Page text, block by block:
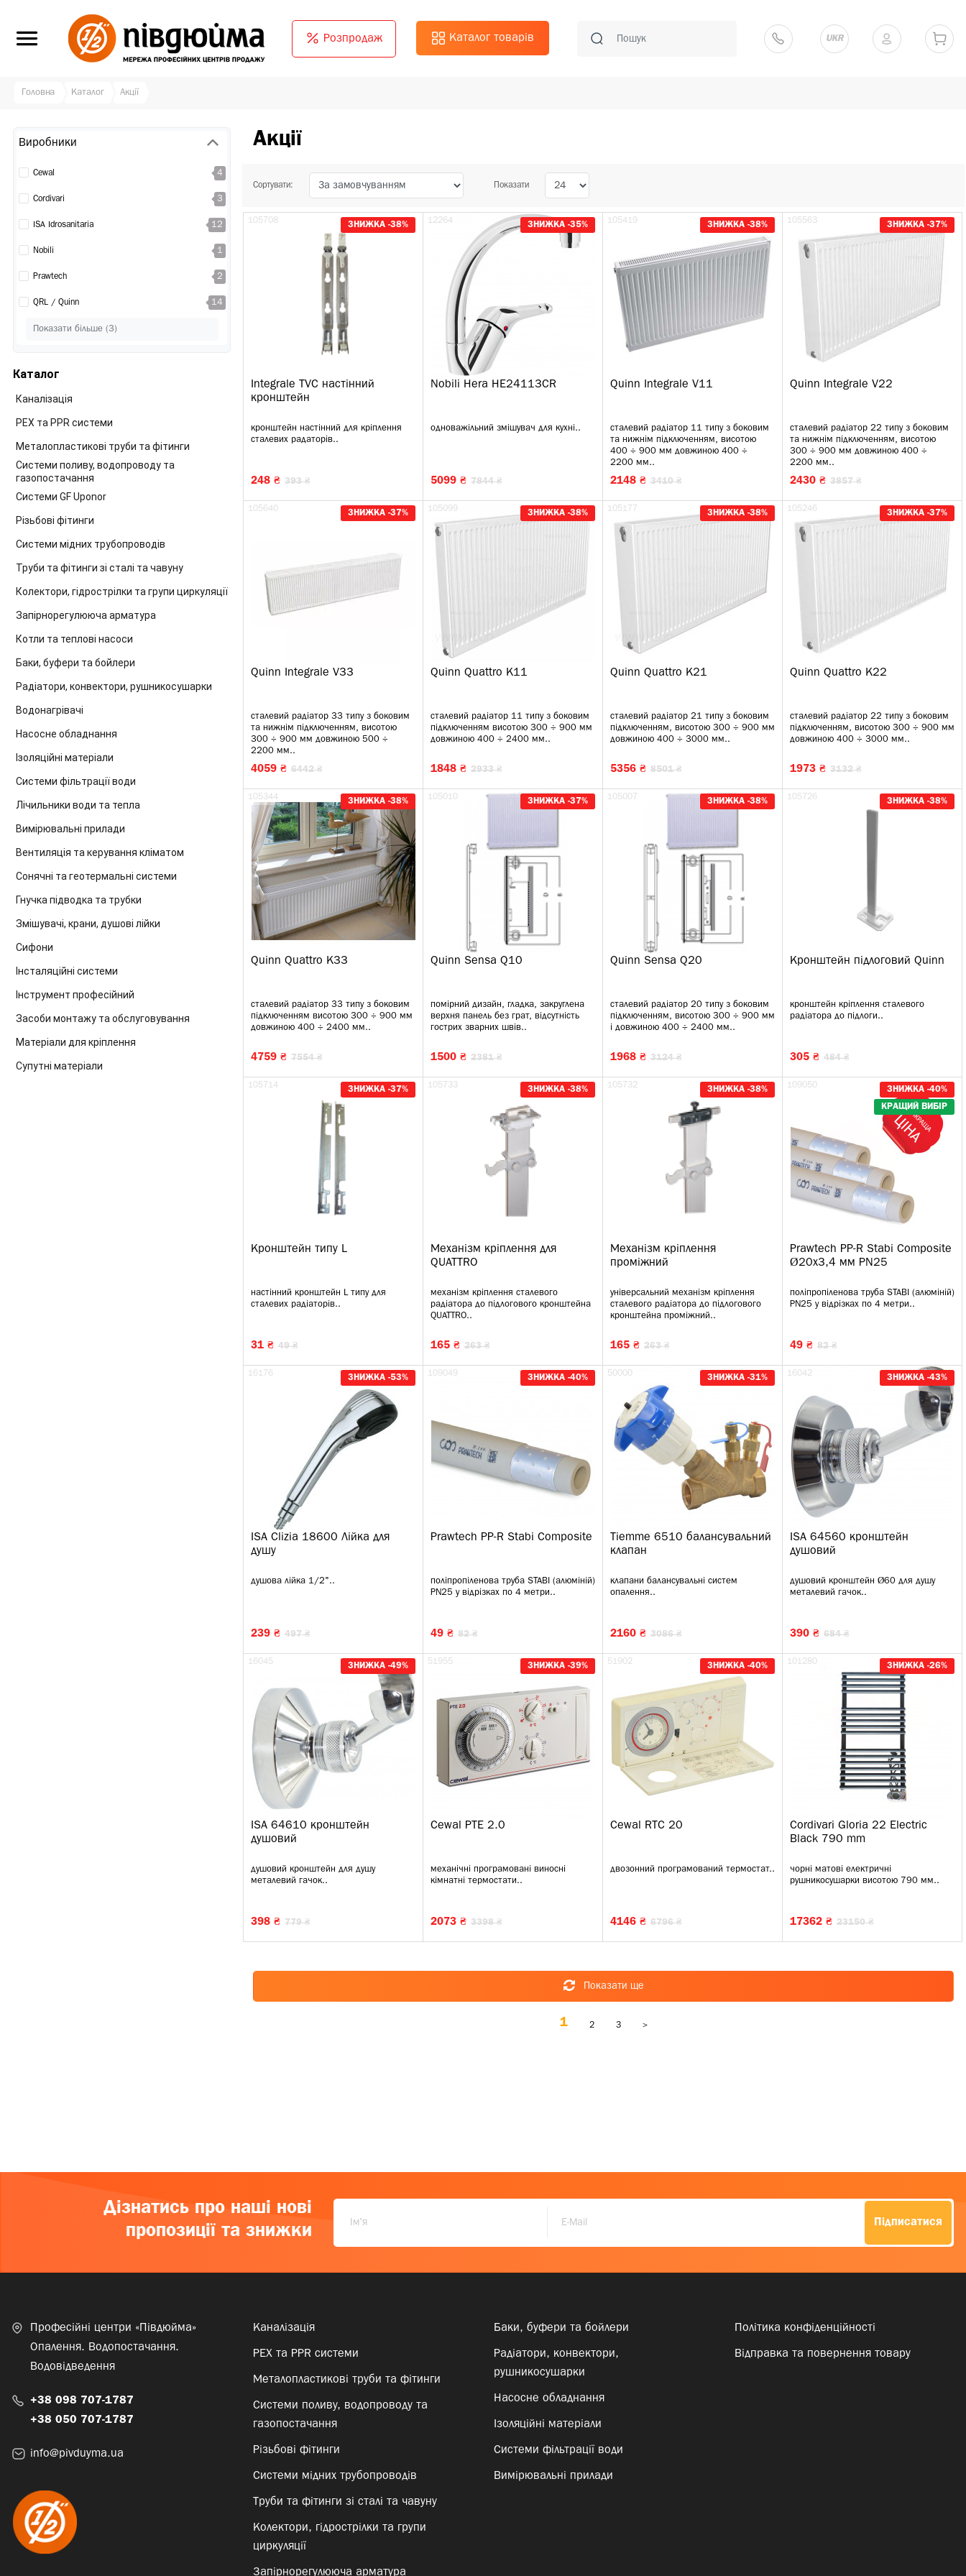
Розпродаж Каталог товарів UKR
Головна Каталог Акції
Виробники
Cewal 4
Cordivari 3
ISA Idrosanitaria 12
Nobili 1
Prawtech 2
QRL / Quinn 14
Rems
Valsir
Показати більше (3)
Каталог
Каналізація
PEX та PPR системи
Металопластикові труби та фітинги
Системи поливу, водопроводу та
газопостачання
Системи GF Uponor
Різьбові фітинги
Системи мідних трубопроводів
Труби та фітинги зі сталі та чавуну
Колектори, гідрострілки та групи циркуляції
Запірнорегулююча арматура
Котли та теплові насоси
Баки, буфери та бойлери
Радіатори, конвектори, рушникосушарки
Водонагрівачі
Насосне обладнання
Ізоляційні матеріали
Системи фільтрації води
Лічильники води та тепла
Вимірювальні прилади
Вентиляція та керування кліматом
Сонячні та геотермальні системи
Гнучка підводка та трубки
Змішувачі, крани, душові лійки
Сифони
Інсталяційні системи
Інструмент професійний
Засоби монтажу та обслуговування
Матеріали для кріплення
Супутні матеріали
Акції
Сортувати: Показати
ЗНИЖКА -38%
Integrale TVC настінний
кронштейн
кронштейн настінний для кріплення
сталевих радаторів..
105708
248 ₴ 393 ₴
ЗНИЖКА -35%
Nobili Hera HE24113CR
одноважільний змішувач для кухні..
12264
5099 ₴ 7844 ₴
ЗНИЖКА -38%
Quinn Integrale V11
сталевий радіатор 11 типу з боковим
та нижнім підключенням, висотою
400 ÷ 900 мм довжиною 400 ÷
2200 мм..
105419
2148 ₴ 3410 ₴
ЗНИЖКА -37%
Quinn Integrale V22
сталевий радіатор 22 типу з боковим
та нижнім підключенням, висотою
300 ÷ 900 мм довжиною 400 ÷
2200 мм..
105563
2430 ₴ 3857 ₴
ЗНИЖКА -37%
Quinn Integrale V33
сталевий радіатор 33 типу з боковим
та нижнім підключенням, висотою
300 ÷ 900 мм довжиною 500 ÷
2200 мм..
105640
4059 ₴ 6442 ₴
ЗНИЖКА -38%
Quinn Quattro K11
сталевий радіатор 11 типу з боковим
підключенням висотою 300 ÷ 900 мм
довжиною 400 ÷ 2400 мм..
105099
1848 ₴ 2933 ₴
ЗНИЖКА -38%
Quinn Quattro K21
сталевий радіатор 21 типу з боковим
підключенням, висотою 300 ÷ 900 мм
довжиною 400 ÷ 3000 мм..
105177
5356 ₴ 8501 ₴
ЗНИЖКА -37%
Quinn Quattro K22
сталевий радіатор 22 типу з боковим
підключенням, висотою 300 ÷ 900 мм
довжиною 400 ÷ 3000 мм..
105246
1973 ₴ 3132 ₴
ЗНИЖКА -38%
Quinn Quattro K33
сталевий радіатор 33 типу з боковим
підключенням висотою 300 ÷ 900 мм
довжиною 400 ÷ 2400 мм..
105344
4759 ₴ 7554 ₴
ЗНИЖКА -37%
Quinn Sensa Q10
помірний дизайн, гладка, закруглена
верхня панель без грат, відсутність
гострих зварних швів..
105010
1500 ₴ 2381 ₴
ЗНИЖКА -38%
Quinn Sensa Q20
сталевий радіатор 20 типу з боковим
підключенням, висотою 300 ÷ 900 мм
і довжиною 400 ÷ 2400 мм..
105007
1968 ₴ 3124 ₴
ЗНИЖКА -38%
Кронштейн підлоговий Quinn
кронштейн кріплення сталевого
радіатора до підлоги..
105726
305 ₴ 484 ₴
ЗНИЖКА -37%
Кронштейн типу L
настінний кронштейн L типу для
сталевих радіаторів..
105714
31 ₴ 49 ₴
ЗНИЖКА -38%
Механізм кріплення для
QUATTRO
механізм кріплення сталевого
радіатора до підлогового кронштейна
QUATTRO..
105733
165 ₴ 263 ₴
ЗНИЖКА -38%
Механізм кріплення
проміжний
універсальний механізм кріплення
сталевого радіатора до підлогового
кронштейна проміжний..
105732
165 ₴ 263 ₴
ЗНИЖКА -40%
КРАЩИЙ ВИБІР
Prawtech PP-R Stabi Composite
Ø20x3,4 мм PN25
поліпропіленова труба STABI (алюміній)
PN25 у відрізках по 4 метри..
109050
49 ₴ 82 ₴
ЗНИЖКА -53%
ISA Clizia 18600 Лійка для
душу
душова лійка 1/2"..
16176
239 ₴ 497 ₴
ЗНИЖКА -40%
Prawtech PP-R Stabi Composite
поліпропіленова труба STABI (алюміній)
PN25 у відрізках по 4 метри..
109049
49 ₴ 82 ₴
ЗНИЖКА -31%
Tiemme 6510 балансувальний
клапан
клапани балансувальні систем
опалення..
50000
2160 ₴ 3086 ₴
ЗНИЖКА -43%
ISA 64560 кронштейн
душовий
душовий кронштейн Ø60 для душу
металевий гачок..
16042
390 ₴ 684 ₴
ЗНИЖКА -49%
ISA 64610 кронштейн
душовий
душовий кронштейн для душу
металевий гачок..
16045
398 ₴ 779 ₴
ЗНИЖКА -39%
Cewal PTE 2.0
механічні програмовані виносні
кімнатні термостати..
51955
2073 ₴ 3398 ₴
ЗНИЖКА -40%
Cewal RTC 20
двозонний програмований термостат..
51902
4146 ₴ 6796 ₴
ЗНИЖКА -26%
Cordivari Gloria 22 Electric
Black 790 mm
чорні матові електричні
рушникосушарки висотою 790 мм..
101280
17362 ₴ 23150 ₴
Показати ще
1 2 3 >
Дізнатись про наші нові
пропозиції та знижки
Підписатися
Професійні центри «Півдюйма»
Опалення. Водопостачання.
Водовідведення
+38 098 707-1787
+38 050 707-1787
info@pivduyma.ua
Каналізація
PEX та PPR системи
Металопластикові труби та фітинги
Системи поливу, водопроводу та
газопостачання
Різьбові фітинги
Системи мідних трубопроводів
Труби та фітинги зі сталі та чавуну
Колектори, гідрострілки та групи
циркуляції
Запірнорегулююча арматура
Баки, буфери та бойлери
Радіатори, конвектори,
рушникосушарки
Насосне обладнання
Ізоляційні матеріали
Системи фільтрації води
Вимірювальні прилади
Політика конфіденційності
Відправка та повернення товару